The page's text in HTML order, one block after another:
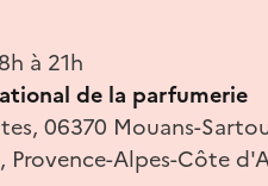
à 21h
de la parfumerie
06370 Mouans-
Provence-Alpes-Côte